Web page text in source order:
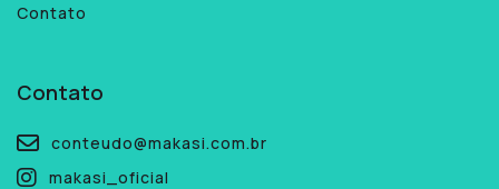
Contato
Contato
conteudo@makasi.com.br
makasi_oficial